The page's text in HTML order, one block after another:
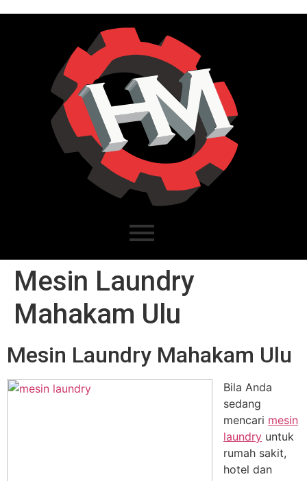
Mesin Laundry
Mahakam Ulu
Mesin Laundry Mahakam Ulu
Bila Anda
sedang
mencari mesin
laundry untuk
rumah sakit,
hotel dan